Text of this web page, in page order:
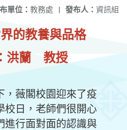
發布人： 資訊組
單位： 教務處 |
的教養與品格
洪蘭 教授
薇閣校園迎來了疫
校日，老師們很開心
進行面對面的認識與